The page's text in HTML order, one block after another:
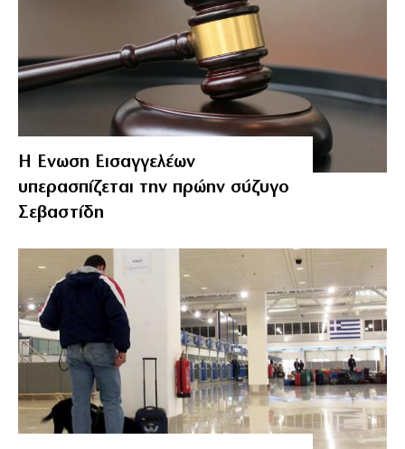
Η Ενωση Εισαγγελέων
υπερασπίζεται την πρώην σύζυγο
Σεβαστίδη